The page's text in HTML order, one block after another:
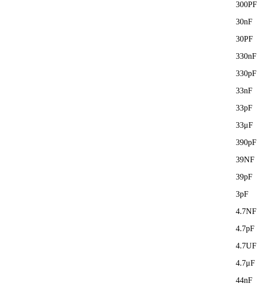
300PF
30nF
30PF
330nF
330pF
33nF
33pF
33μF
390pF
39NF
39pF
3pF
4.7NF
4.7pF
4.7UF
4.7μF
44nF